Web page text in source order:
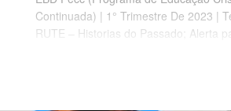
Continuada) | 1° Trimestre De 2023 |
RUTE – Historias do Passado; Alerta